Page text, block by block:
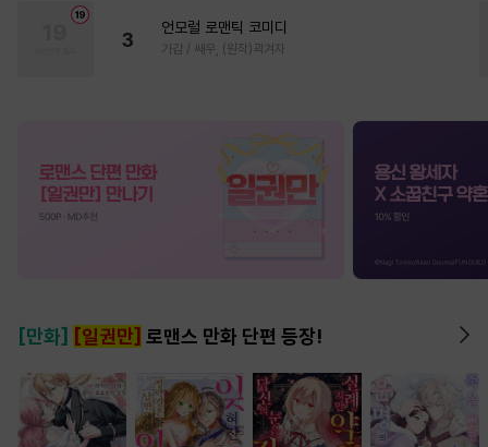
3
언모럴 로맨틱 코미디
가감 / 쌔우, (원작)곽겨자
[만화] [일권만] 로맨스 만화 단편 등장!